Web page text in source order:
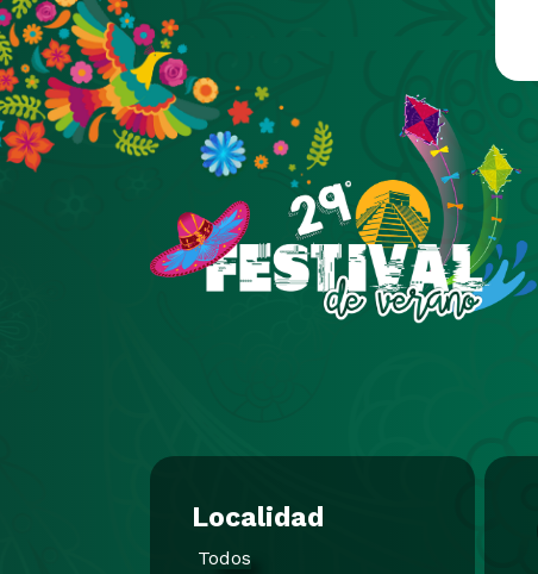
Pasar al contenido principal
Localidad
Todos